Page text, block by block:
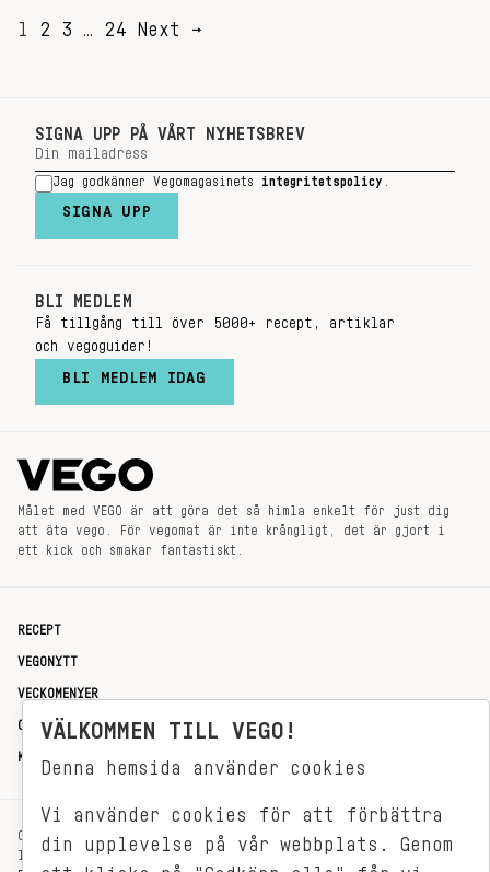
SIDNUMRERING
1 2 3 … 24 Next →
SIGNA UPP PÅ VÅRT NYHETSBREV
Jag godkänner Vegomagasinets integritetspolicy
SIGNA UPP
BLI MEDLEM
Få tillgång till över 5000+ recept, artiklar
och vegoguider!
BLI MEDLEM IDAG
Målet med VEGO är att göra det så himla enkelt för just dig
att äta vego. För vegomat är inte krångligt, det är gjort i
ett kick och smakar fantastiskt.
RECEPT
VEGONYTT
VECKOMENYER
OM OSS
KONTAKT
OXENSTIERNSGATAN 33
114 27 STOCKHOLM
VÄLKOMMEN TILL VEGO!
Denna hemsida använder cookies
Vi använder cookies för att förbättra
din upplevelse på vår webbplats. Genom